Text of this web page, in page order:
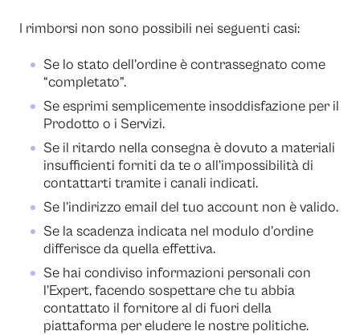
I rimborsi non sono possibili nei seguenti casi:
Se lo stato dell’ordine è contrassegnato come
“completato”.
Se esprimi semplicemente insoddisfazione per il
Prodotto o i Servizi.
Se il ritardo nella consegna è dovuto a materiali
insufficienti forniti da te o all’impossibilità di
contattarti tramite i canali indicati.
Se l’indirizzo email del tuo account non è valido.
Se la scadenza indicata nel modulo d’ordine
differisce da quella effettiva.
Se hai condiviso informazioni personali con
l’Expert, facendo sospettare che tu abbia
contattato il fornitore al di fuori della
piattaforma per eludere le nostre politiche.